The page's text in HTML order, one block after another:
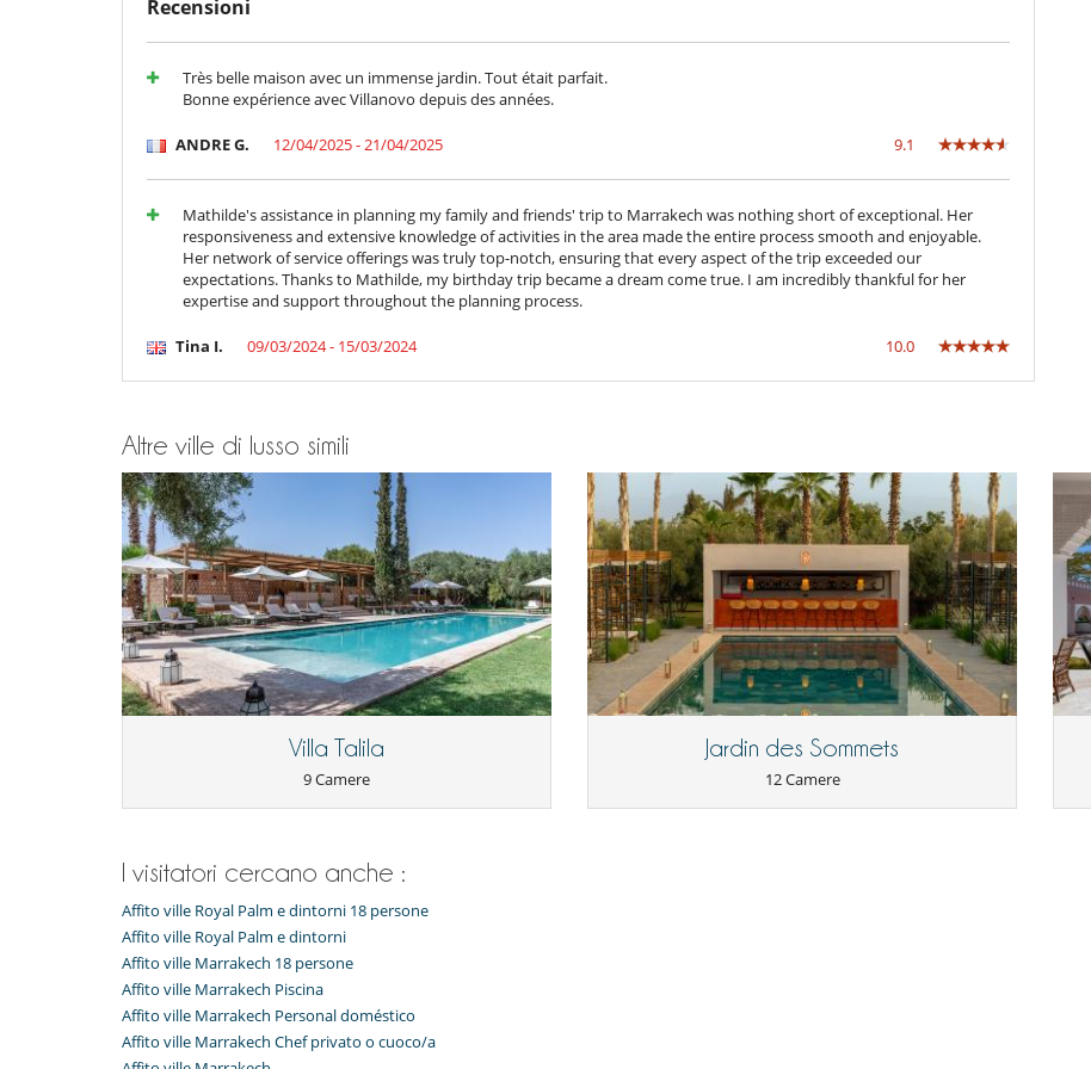
the Royal Palm Marrakech Golf Course and the Samanah Golf Club.
Quad/buggy activities and excursions to the Lalla Takerkoust dam are only 10-15 minutes away.
Attrezzature, eventi
Cantina e selezione di vini cassaforte
All'esterno
Huerto
Spazio cena sulla terrazza
Terrazza(e)
Divertimenti ed attività sportive
Accesso internet (wifi)
Giochi di società
Hammam
Lettino da massaggio
Music speaker
Piscina esteriore privata
Sala massaggi
Tivù cavo o satellite o internet
Zona di boccia
Elettrodomestici
Frigorifero doppio
Frullatore
Macchina
Macchina da caffè (chicchi)
Spremiagrumi
Per la vostra comodità e convenienza
Salone e sala da mangiare nello stesso posto
Recensioni
Très belle maison avec un immense jardin. Tout était parfait.
Bonne expérience avec Villanovo depuis des années.
ANDRE G. 12/04/2025 - 21/04/2025 9.1
Mathilde's assistance in planning my family and friends' trip to Marrakech was nothing short of exceptional. Her
responsiveness and extensive knowledge of activities in the area made the entire process smooth and enjoyable.
Her network of service offerings was truly top-notch, ensuring that every aspect of the trip exceeded our
expectations. Thanks to Mathilde, my birthday trip became a dream come true. I am incredibly thankful for her
expertise and support throughout the planning process.
Tina I. 09/03/2024 - 15/03/2024 10.0
Altre ville di lusso simili
Villa Talila
9 Camere
Jardin des Sommets
12 Camere
I visitatori cercano anche :
Affito ville Royal Palm e dintorni 18 persone
Affito ville Royal Palm e dintorni
Affito ville Marrakech 18 persone
Affito ville Marrakech Piscina
Affito ville Marrakech Personal doméstico
Affito ville Marrakech Chef privato o cuoco/a